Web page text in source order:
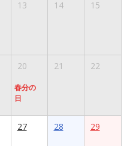
13 14 15
20
春分の
日
21 22
27 28 29